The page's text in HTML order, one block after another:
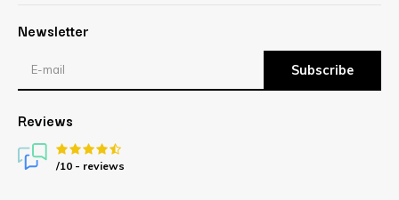
Newsletter
Subscribe
Reviews
/10 - reviews